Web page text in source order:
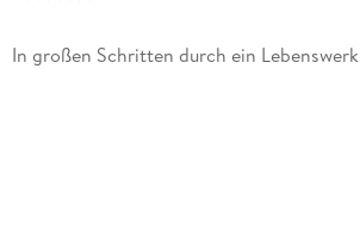
In großen Schritten durch ein Lebenswerk